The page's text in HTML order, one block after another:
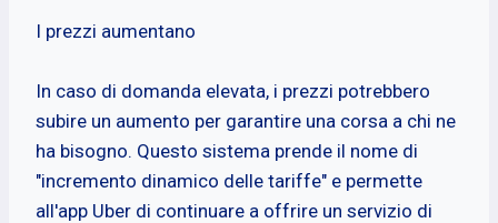
I prezzi aumentano
In caso di domanda elevata, i prezzi potrebbero
subire un aumento per garantire una corsa a chi ne
ha bisogno. Questo sistema prende il nome di
"incremento dinamico delle tariffe" e permette
all'app Uber di continuare a offrire un servizio di